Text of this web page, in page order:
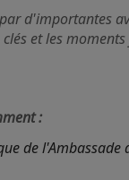
d'importantes
et les moments
:
de l'Ambassade